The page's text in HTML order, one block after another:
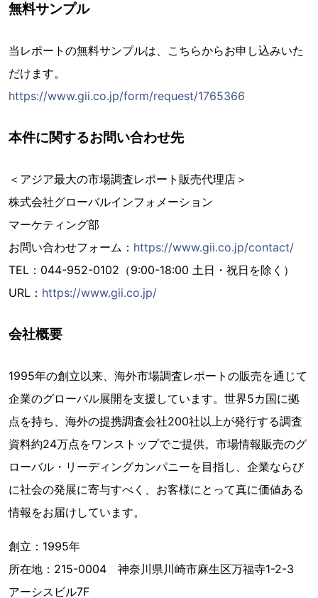
無料サンプル
当レポートの無料サンプルは、こちらからお申し込みいた
だけます。
https://www.gii.co.jp/form/request/1765366
本件に関するお問い合わせ先
＜アジア最大の市場調査レポート販売代理店＞
株式会社グローバルインフォメーション
マーケティング部
お問い合わせフォーム： https://www.gii.co.jp/contact/
TEL：044-952-0102（9:00-18:00 土日・祝日を除く）
URL： https://www.gii.co.jp/
会社概要
1995年の創立以来、海外市場調査レポートの販売を通じて
企業のグローバル展開を支援しています。世界5カ国に拠
点を持ち、海外の提携調査会社200社以上が発行する調査
資料約24万点をワンストップでご提供。市場情報販売のグ
ローバル・リーディングカンパニーを目指し、企業ならび
に社会の発展に寄与すべく、お客様にとって真に価値ある
情報をお届けしています。
創立：1995年
所在地：215-0004 神奈川県川崎市麻生区万福寺1-2-3
アーシスビル7F